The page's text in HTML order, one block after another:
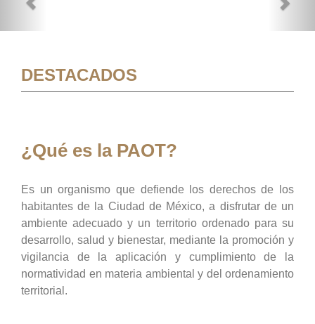
DESTACADOS
¿Qué es la PAOT?
Es un organismo que defiende los derechos de los
habitantes de la Ciudad de México, a disfrutar de un
ambiente adecuado y un territorio ordenado para su
desarrollo, salud y bienestar, mediante la promoción y
vigilancia de la aplicación y cumplimiento de la
normatividad en materia ambiental y del ordenamiento
territorial.